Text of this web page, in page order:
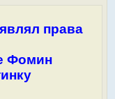
права
Фомин